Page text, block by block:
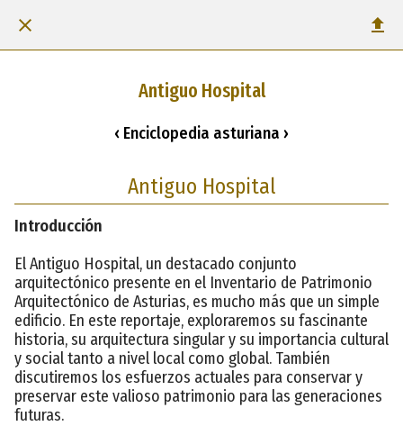
Antiguo Hospital
‹ Enciclopedia asturiana ›
Antiguo Hospital
Introducción
El Antiguo Hospital, un destacado conjunto
arquitectónico presente en el Inventario de Patrimonio
Arquitectónico de Asturias, es mucho más que un simple
edificio. En este reportaje, exploraremos su fascinante
historia, su arquitectura singular y su importancia cultural
y social tanto a nivel local como global. También
discutiremos los esfuerzos actuales para conservar y
preservar este valioso patrimonio para las generaciones
futuras.